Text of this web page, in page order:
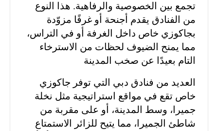
تجمع بين الخصوصية والرفاهية. هذا النوع
من الفنادق يقدم أجنحة أو غرفًا مزوّدة
بجاكوزي خاص داخل الغرفة أو في التراس،
مما يمنح الضيوف لحظات من الاسترخاء
التام بعيدًا عن صخب المدينة
العديد من فنادق دبي التي توفر جاكوزي
خاص تقع في مواقع استراتيجية مثل نخلة
جميرا، وسط المدينة، أو على مقربة من
شاطئ الجميرا، مما يتيح للزائر الاستمتاع